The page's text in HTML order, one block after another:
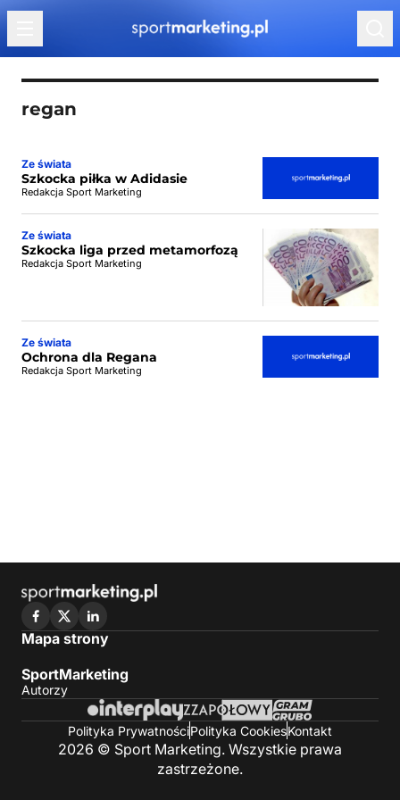
Przejdź do treści
regan
Ze świata
Szkocka piłka w Adidasie
Redakcja Sport Marketing
Ze świata
Szkocka liga przed metamorfozą
Redakcja Sport Marketing
Ze świata
Ochrona dla Regana
Redakcja Sport Marketing
Mapa strony
SportMarketing
Autorzy
Polityka PrywatnościPolityka CookiesKontakt
2026 © Sport Marketing. Wszystkie prawa
zastrzeżone.